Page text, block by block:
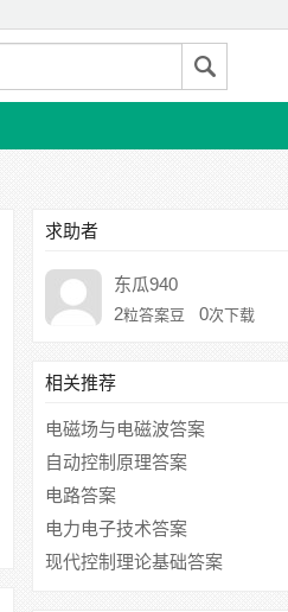
求助者
东瓜940
2粒答案豆 0次下载
相关推荐
电磁场与电磁波答案
自动控制原理答案
电路答案
电力电子技术答案
现代控制理论基础答案